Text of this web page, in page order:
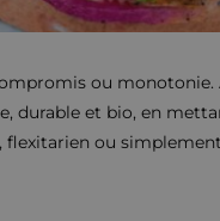
ou monotonie.
durable et bio, en
ou